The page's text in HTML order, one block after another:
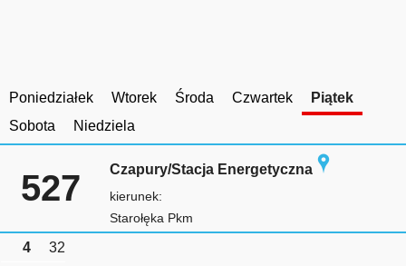
Poniedziałek Wtorek Środa Czwartek
Piątek
Sobota
Niedziela
527 Czapury/Stacja Energetyczna
kierunek:
Starołęka Pkm
4
32